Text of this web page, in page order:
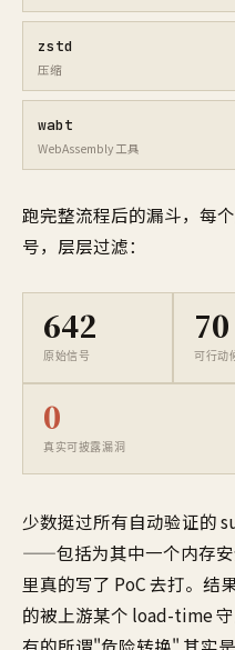
zstd
压缩
wabt
WebAssembly 工具
跑完整流程后的漏斗，每
号，层层过滤：
642
原始信号
70
可行动
0
真实可披露漏洞
少数挺过所有自动验证的
——包括为其中一个内存安
里真的写了 PoC 去打。结
的被上游某个 load-time